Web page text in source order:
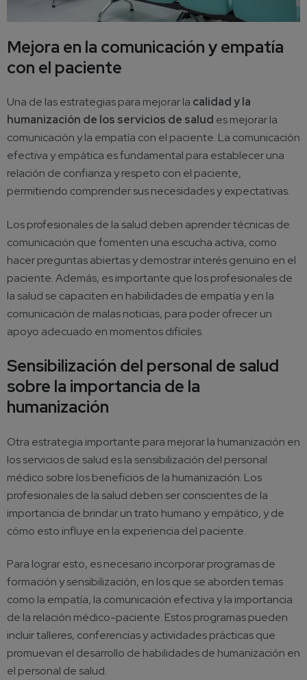
Mejora en la comunicación y empatía
con el paciente
Una de las estrategias para mejorar la calidad y la
humanización de los servicios de salud es mejorar la
comunicación y la empatía con el paciente. La comunicación
efectiva y empática es fundamental para establecer una
relación de confianza y respeto con el paciente,
permitiendo comprender sus necesidades y expectativas.
Los profesionales de la salud deben aprender técnicas de
comunicación que fomenten una escucha activa, como
hacer preguntas abiertas y demostrar interés genuino en el
paciente. Además, es importante que los profesionales de
la salud se capaciten en habilidades de empatía y en la
comunicación de malas noticias, para poder ofrecer un
apoyo adecuado en momentos difíciles.
Sensibilización del personal de salud
sobre la importancia de la
humanización
Otra estrategia importante para mejorar la humanización en
los servicios de salud es la sensibilización del personal
médico sobre los beneficios de la humanización. Los
profesionales de la salud deben ser conscientes de la
importancia de brindar un trato humano y empático, y de
cómo esto influye en la experiencia del paciente.
Para lograr esto, es necesario incorporar programas de
formación y sensibilización, en los que se aborden temas
como la empatía, la comunicación efectiva y la importancia
de la relación médico-paciente. Estos programas pueden
incluir talleres, conferencias y actividades prácticas que
promuevan el desarrollo de habilidades de humanización en
el personal de salud.